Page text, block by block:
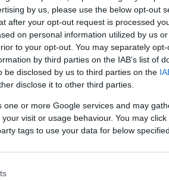
by us, please use the below opt-out
after your opt-out request is processed
on personal information utilized by us
to your opt-out. You may separately
by third parties on the IAB’s list of
be disclosed by us to third parties on the
disclose it to other third parties.
one or more Google services and may
visit or usage behaviour. You may
tags to use your data for below
τις φωνές
ο τρόπος
του
μιμούμαστε
αφού
γονείς